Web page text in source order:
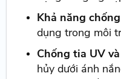
Khả năng
dụng trong môi
Chống tia UV
hủy dưới ánh